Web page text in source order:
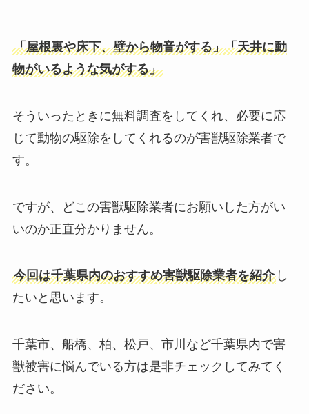
「屋根裏や床下、壁から物音がする」「天井に動
物がいるような気がする」
そういったときに無料調査をしてくれ、必要に応
じて動物の駆除をしてくれるのが害獣駆除業者で
す。
ですが、どこの害獣駆除業者にお願いした方がい
いのか正直分かりません。
今回は千葉県内のおすすめ害獣駆除業者を紹介し
たいと思います。
千葉市、船橋、柏、松戸、市川など千葉県内で害
獣被害に悩んでいる方は是非チェックしてみてく
ださい。